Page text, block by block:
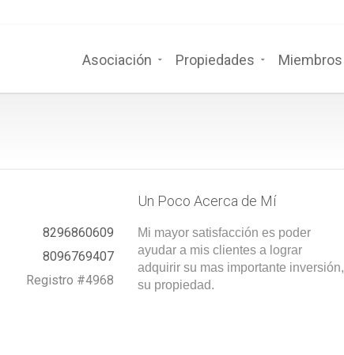
Asociación Propiedades Miembros
8296860609
8096769407
Registro #4968
Un Poco Acerca de Mí
Mi mayor satisfacción es poder
ayudar a mis clientes a lograr
adquirir su mas importante inversión,
su propiedad.